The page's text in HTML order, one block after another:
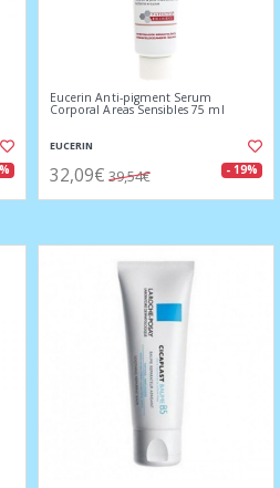
Eucerin Anti-pigment Serum
Corporal Areas Sensibles 75 ml
EUCERIN
32,09€ 39,54€ - 19%